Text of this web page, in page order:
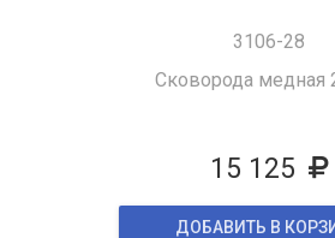
3106-28
Сковорода медная
15 125
ДОБАВИТЬ В